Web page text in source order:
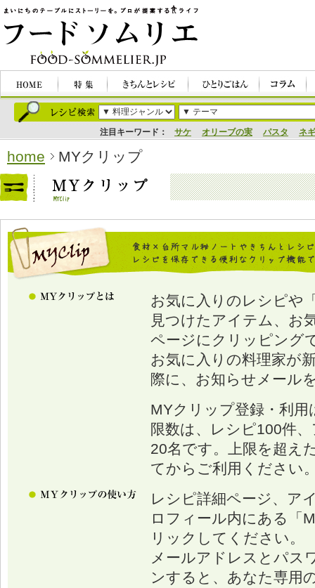
注目キーワード： サケ オリーブの実 パスタ ネギ
home MYクリップ
お気に入りのレシピや
見つけたアイテム、お
ページにクリッピング
お気に入りの料理家が
際に、お知らせメール
MYクリップ登録・利
限数は、レシピ100件
20名です。上限を超え
てからご利用ください
レシピ詳細ページ、ア
ロフィール内にある「
リックしてください。
メールアドレスとパス
ンすると、あなた専用